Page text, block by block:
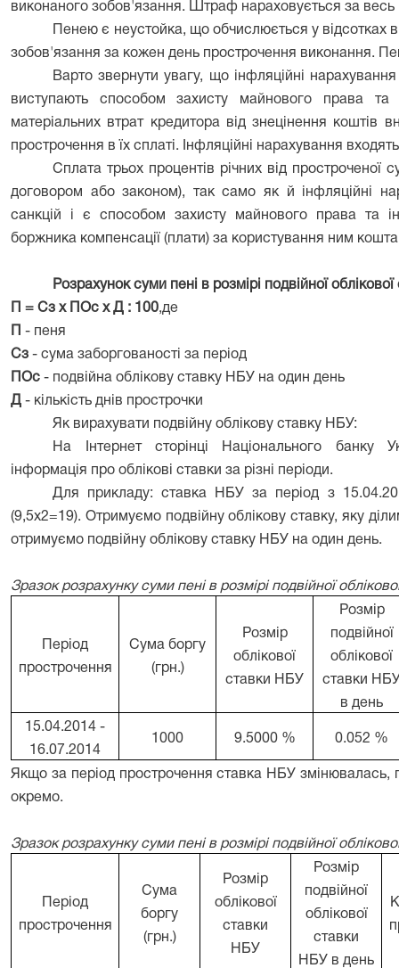
виконаного зобов'язання. Штраф нараховується за весь
Пенею є неустойка, що обчислюється у відсотках
зобов'язання за кожен день прострочення виконання.
Варто звернути увагу, що інфляційні
виступають способом захисту майнового права та
матеріальних втрат кредитора від знецінення коштів
прострочення в їх сплаті. Інфляційні нарахування
Сплата трьох процентів річних від
договором або законом), так само як й інфляційні
санкцій і є способом захисту майнового права та
боржника компенсації (плати) за користування ним
Розрахунок суми пені в розмірі подвійної
П = Сз х ПОс х Д : 100,де
- пеня
Сз - сума заборгованості за період
ПОс - подвійна облікову ставку НБУ на один день
Д - кількість днів прострочки
Як вирахувати подвійну облікову ставку НБУ:
На Інтернет сторінці Національного банку
інформація про облікові ставки за різні періоди.
Для прикладу: ставка НБУ за період з
(9,5х2=19). Отримуємо подвійну облікову ставку, яку
отримуємо подвійну облікову ставку НБУ на один день.
Зразок розрахунку суми пені в розмірі подвійної
Період
прострочення
Сума боргу
(грн.)
Розмір
облікової
ставки НБУ
Розмір
подвійної
облікової
ставки
в день
15.04.2014 -
16.07.2014
1000 9.5000 % 0.052 %
Якщо за період прострочення ставка НБУ змінювалась,
окремо.
Зразок розрахунку суми пені в розмірі подвійної
Період
прострочення
Сума
боргу
(грн.)
Розмір
облікової
ставки
НБУ
Розмір
подвійної
облікової
ставки
НБУ в день